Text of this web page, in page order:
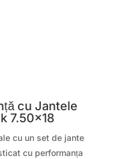
cu Jantele
7.50×18
cu un set de jante
cu performanța